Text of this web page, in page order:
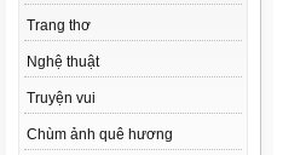
Trang thơ
Nghệ thuật
Truyện vui
Chùm ảnh quê hương